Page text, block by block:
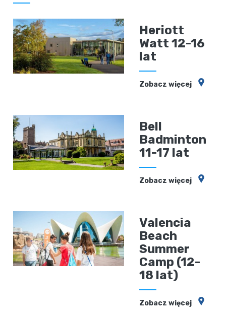
Heriott
Watt 12-16
lat
Zobacz więcej
Bell
Badminton
11-17 lat
Zobacz więcej
Valencia
Beach
Summer
Camp (12-
18 lat)
Zobacz więcej